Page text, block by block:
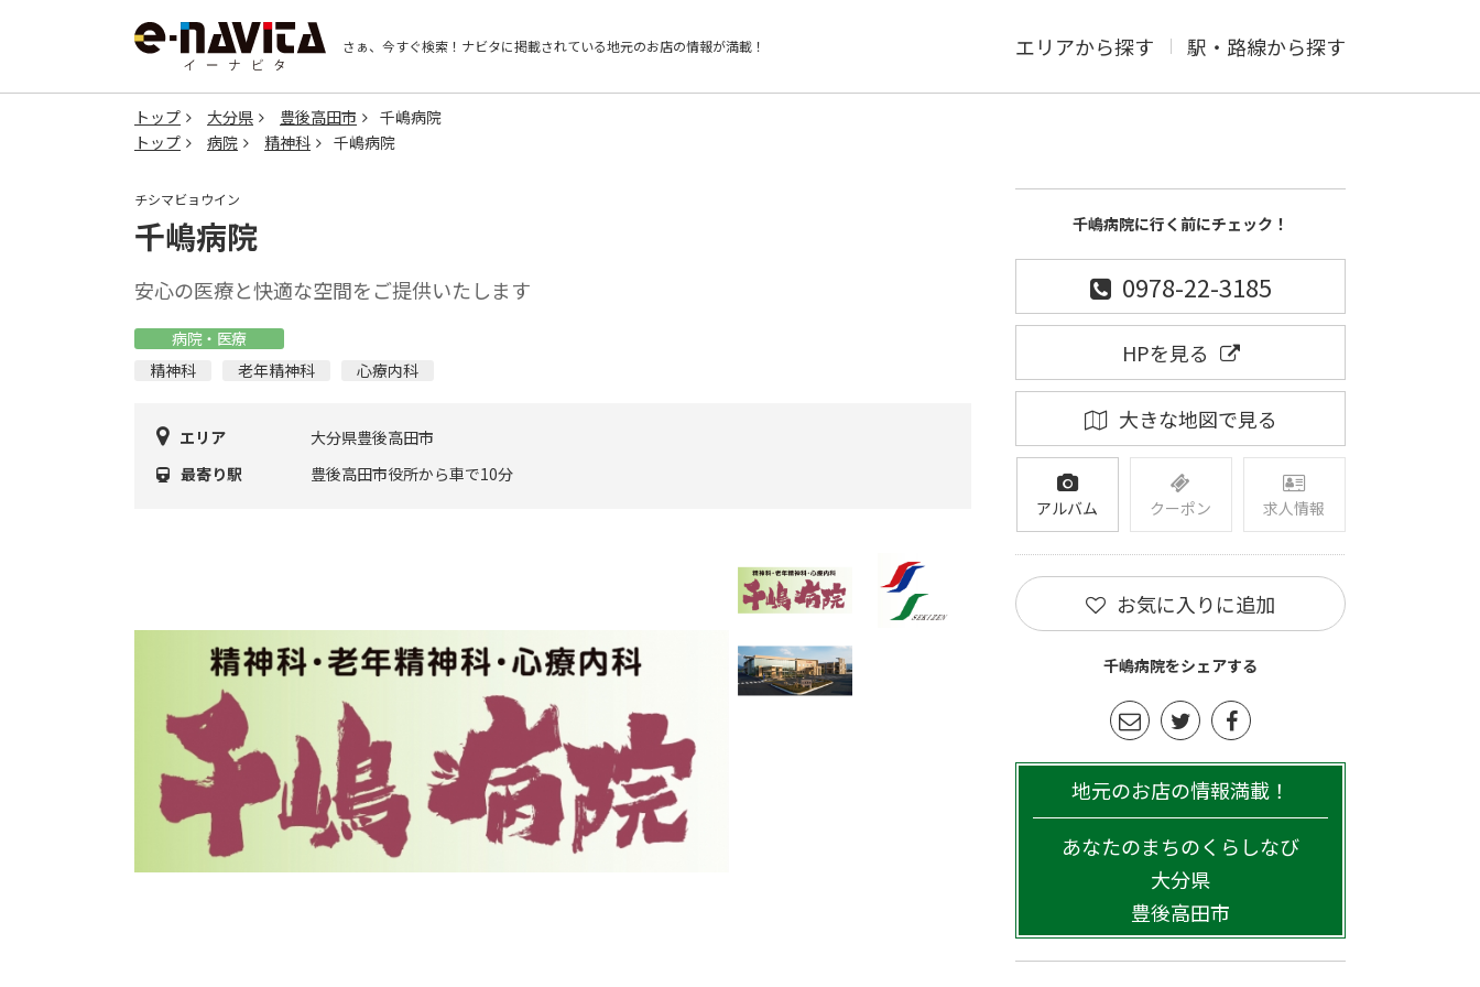
さぁ、今すぐ検索！ ナビタに掲載されている地元のお店の情報が満載！ エリアから探す 駅・路線から探す
トップ 大分県 豊後高田市
千嶋病院
トップ
病院 精神科 千嶋病院
チシマビョウイン
千嶋病院
安心の医療と快適な空間をご提供いたします
病院・医療
精神科
老年精神科 心療内科
エリア
大分県豊後高田市
最寄り駅
豊後高田市役所から車で10分
千嶋病院に行く前にチェック！
0978-22-3185
HPを見る
大きな地図で見る
アルバム クーポン 求人情報
お気に入りに追加
千嶋病院をシェアする
地元のお店の情報満載！
あなたのまちのくらしなび
大分県
豊後高田市